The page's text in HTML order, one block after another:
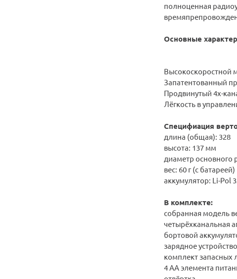
полноценная
Основные
Высокоскоростной
Запатентованный
Продвинутый 4х-
Лёгкость в
Специфиация
длина (общая): 328
высота: 137 мм
диаметр основного
вес: 60 г (с батареей)
аккумулятор: Li-Pol
В комплекте:
собранная модель
четырёхканальная
бортовой
зарядное
комплект запасных
4 АА элемента